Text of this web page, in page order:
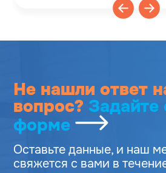
Не нашли ответ
вопрос? Задайте
форме
Оставьте данные, и наш
свяжется с вами в